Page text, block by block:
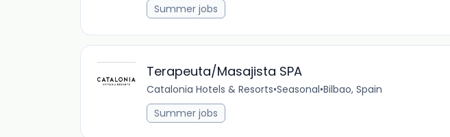
Summer jobs
Terapeuta/Masajista SPA
Catalonia Hotels & Resorts•Seasonal•Bilbao, Spain
Summer jobs